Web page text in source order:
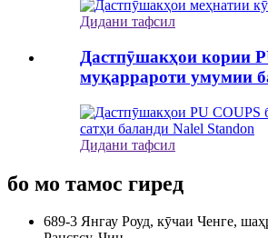
Дидани тафсил
Дастпӯшакҳои кории
муқаррароти умумии
Дидани тафсил
бо мо тамос гиред
689-3 Янгау Роуд, кӯчаи Ченге,